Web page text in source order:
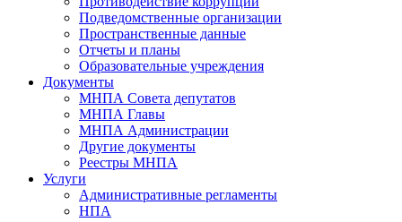
Подведомственные организации
Пространственные данные
Отчеты и планы
Образовательные учреждения
Документы
МНПА Совета депутатов
МНПА Главы
МНПА Администрации
Другие документы
Реестры МНПА
Услуги
Административные регламенты
НПА